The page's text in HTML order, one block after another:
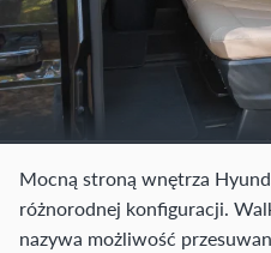
Mocną stroną wnętrza
różnorodnej konfiguracji.
nazywa możliwość